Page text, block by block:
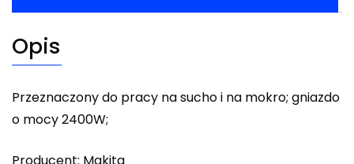
Opis
Przeznaczony do pracy na sucho i na mokro; gniazdo
o mocy 2400W;